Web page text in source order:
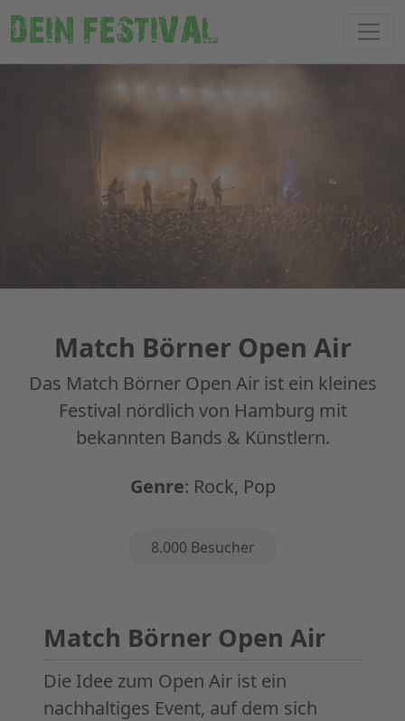
DEIN FESTIVAL
Match Börner Open Air
Das Match Börner Open Air ist ein kleines
Festival nördlich von Hamburg mit
bekannten Bands & Künstlern.
Genre: Rock, Pop
8.000 Besucher
Match Börner Open Air
Die Idee zum Open Air ist ein
nachhaltiges Event, auf dem sich